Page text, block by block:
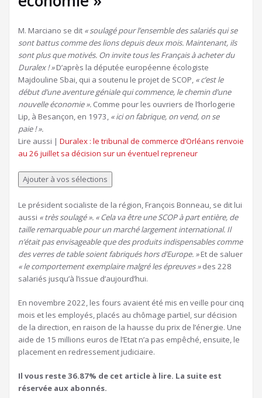
M. Marciano se dit « soulagé pour l’ensemble des salariés qui se
sont battus comme des lions depuis deux mois. Maintenant, ils
sont plus que motivés. On invite tous les Français à acheter du
Duralex ! »D’après la députée européenne écologiste
Majdouline Sbai, qui a soutenu le projet de SCOP, « c’est le
début d’une aventure géniale qui commence, le chemin d’une
nouvelle économie ». Comme pour les ouvriers de l’horlogerie
Lip, à Besançon, en 1973, « ici on fabrique, on vend, on se
paie ! ».
Lire aussi | Duralex : le tribunal de commerce d’Orléans renvoie
au 26 juillet sa décision sur un éventuel repreneur
Ajouter à vos sélections
Le président socialiste de la région, François Bonneau, se dit lui
aussi « très soulagé ». « Cela va être une SCOP à part entière, de
taille remarquable pour un marché largement international. Il
n’était pas envisageable que des produits indispensables comme
des verres de table soient fabriqués hors d’Europe. »Et de saluer
« le comportement exemplaire malgré les épreuves »des 228
salariés jusqu’à l’issue d’aujourd’hui.
En novembre 2022, les fours avaient été mis en veille pour cinq
mois et les employés, placés au chômage partiel, sur décision
de la direction, en raison de la hausse du prix de l’énergie. Une
aide de 15 millions euros de l’Etat n’a pas empêché, ensuite, le
placement en redressement judiciaire.
Il vous reste 36.87% de cet article à lire. La suite est
réservée aux abonnés.